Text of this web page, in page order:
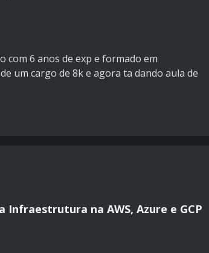
com 6 anos de exp e formado em
um cargo de 8k e agora ta dando aula de
Infraestrutura na AWS, Azure e GCP